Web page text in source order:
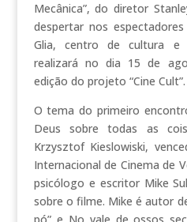
Mecânica”, do diretor
despertar nos
Glia, centro de cultura e
realizará no dia 15 de
edição do projeto “Cine Cult”.
O tema do primeiro
Deus sobre todas as
Krzysztof Kieslowiski,
Internacional de Cinema de
psicólogo e escritor Mike
sobre o filme. Mike é autor